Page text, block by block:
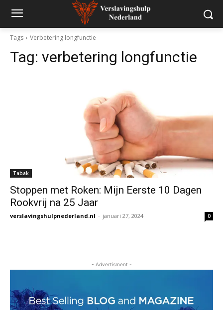
Tags Verbetering longfunctie
Tag: verbetering longfunctie
Tabak
Stoppen met Roken: Mijn Eerste 10 Dagen
Rookvrij na 25 Jaar
verslavingshulpnederland.nl - januari 27, 2024 0
- Advertisment -